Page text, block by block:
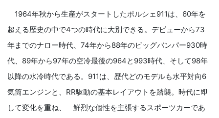
1964年秋から生産がスタートしたポルシェ911は、60年を
超える歴史の中で4つの時代に大別できる。デビューから73
年までのナロー時代、74年から88年のビッグバンパー930時
代、89年から97年の空冷最後の964と993時代、そして98年
以降の水冷時代である。911は、歴代どのモデルも水平対向6
気筒エンジンと、RR駆動の基本レイアウトを踏襲。時代に即
して変化を重ね、 鮮烈な個性を主張するスポーツカーであ